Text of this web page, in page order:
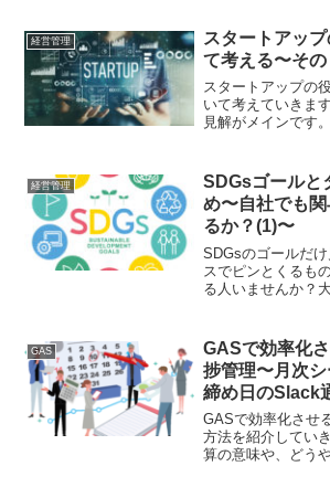
ので、ちょっとし
経営管理
スタートアッ
て考える〜そ
スタートアップの
いて考えていきま
見解がメインです
ます。
経営管理
SDGsゴールと
め〜自社でも
るか？(1)〜
SDGsのゴールだ
スでピンとくるも
る人いませんか？
て、関与できる領
１〜３を把握して
GAS
GASで効率化
捗管理〜月次
締め日のSlack
GASで効率化させ
方法を紹介してい
算の意味や、どう